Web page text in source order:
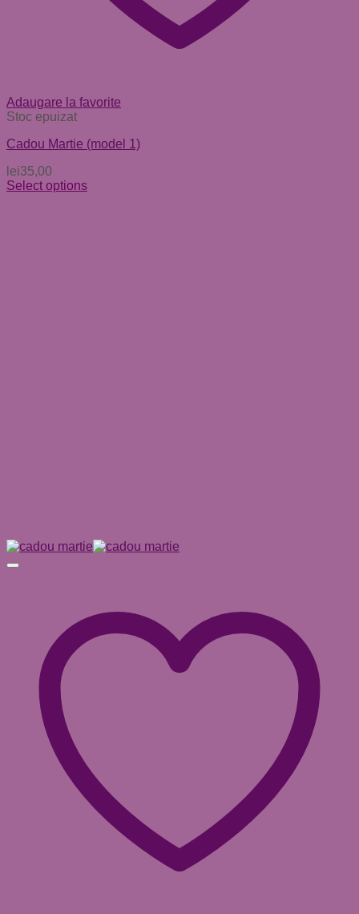
Adaugare la favorite
Stoc epuizat
Cadou Martie (model 1)
lei35,00
Select options